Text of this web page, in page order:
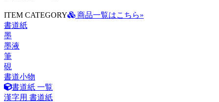
ITEM CATEGORY
商品一覧はこちら»
書道紙
墨
墨液
筆
硯
書道小物
書道紙 一覧
漢字用 書道紙